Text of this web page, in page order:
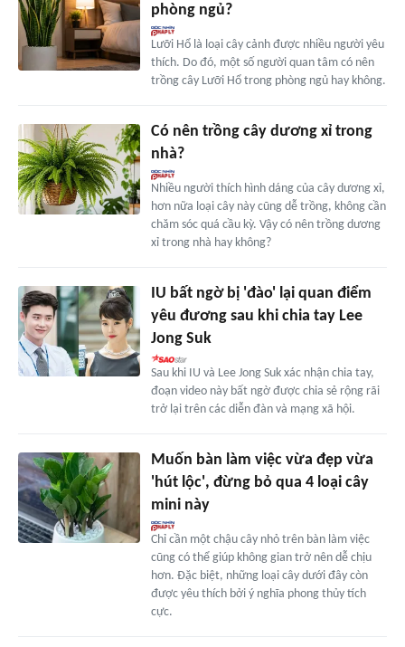
phòng ngủ?
Lưỡi Hổ là loại cây cảnh được nhiều người yêu
thích. Do đó, một số người quan tâm có nên
trồng cây Lưỡi Hổ trong phòng ngủ hay không.
Có nên trồng cây dương xỉ trong
nhà?
Nhiều người thích hình dáng của cây dương xỉ,
hơn nữa loại cây này cũng dễ trồng, không cần
chăm sóc quá cầu kỳ. Vậy có nên trồng dương
xỉ trong nhà hay không?
IU bất ngờ bị 'đào' lại quan điểm
yêu đương sau khi chia tay Lee
Jong Suk
Sau khi IU và Lee Jong Suk xác nhận chia tay,
đoạn video này bất ngờ được chia sẻ rộng rãi
trở lại trên các diễn đàn và mạng xã hội.
Muốn bàn làm việc vừa đẹp vừa
'hút lộc', đừng bỏ qua 4 loại cây
mini này
Chỉ cần một chậu cây nhỏ trên bàn làm việc
cũng có thể giúp không gian trở nên dễ chịu
hơn. Đặc biệt, những loại cây dưới đây còn
được yêu thích bởi ý nghĩa phong thủy tích
cực.